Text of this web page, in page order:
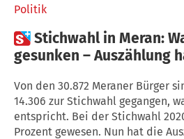
Politik
Stichwahl in Meran:
gesunken – Auszählung
Von den 30.872 Meraner Bürger
14.306 zur Stichwahl gegangen,
entspricht. Bei der Stichwahl
Prozent gewesen. Nun hat die